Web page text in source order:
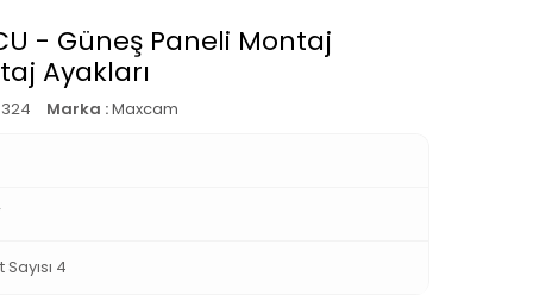
- Güneş Paneli Montaj
Ayakları
Marka :Maxcam
4